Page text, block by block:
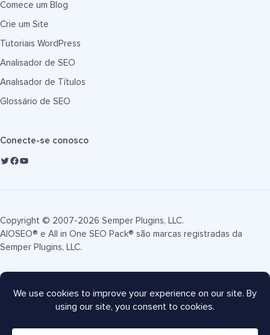
Comece um Blog
Crie um Site
Tutoriais WordPress
Analisador de SEO
Analisador de Títulos
Glossário de SEO
Conecte-se conosco
Copyright © 2007-2026 Semper Plugins, LLC.
AIOSEO® e All in One SEO Pack® são marcas registradas da
Semper Plugins, LLC.
Termos de Serviço
Mapa do site
Cupom AIOSEO